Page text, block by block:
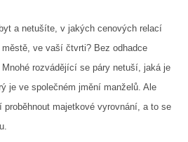
a netušíte, v jakých cenových relací
ve vaší čtvrti? Bez odhadce
Mnohé rozvádějící se páry netuší, jaká je
je ve společném jmění manželů. Ale
majetkové vyrovnání, a to se